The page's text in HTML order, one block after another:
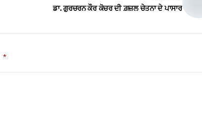
ਡਾ. ਗੁਰਚਰਨ ਕੌਰ ਕੋਚਰ ਦੀ ਗ਼ਜ਼ਲ ਚੇਤਨਾ ਦੇ ਪਾਸਾਰ
*